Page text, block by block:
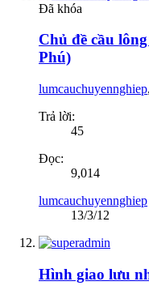
Đã khóa
Chủ đề cầu
Phú)
lumcauchuyennghiep,
Trả lời:
45
Đọc:
9,014
lumcauchuyennghiep
13/3/12
Hình giao lưu